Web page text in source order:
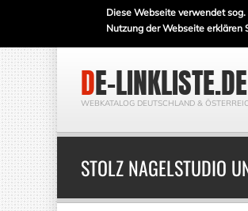
Diese Webseite verwendet
Nutzung der Webseite erklären
DE-LINKLISTE.DE
WEBKATALOG DEUTSCHLAND &
STOLZ NAGELSTUDIO